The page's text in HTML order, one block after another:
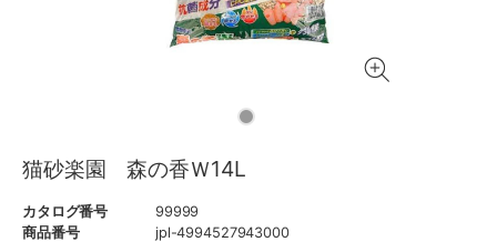
猫砂楽園 森の香Ｗ14L
カタログ番号
99999
商品番号
jpl-4994527943000